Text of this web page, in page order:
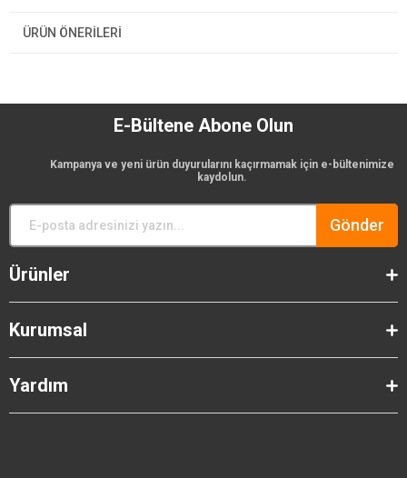
ÜRÜN ÖNERILERI
E-Bültene Abone Olun
Kampanya ve yeni ürün duyurularını kaçırmamak için e-bültenimize
kaydolun.
Gönder
Ürünler
Kurumsal
Yardım